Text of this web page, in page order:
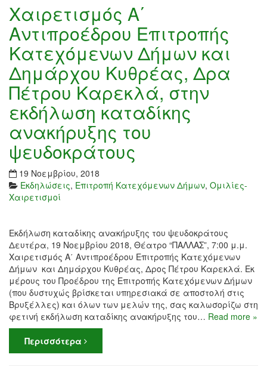
Χαιρετισμός Α΄
Αντιπροέδρου Επιτροπής
Κατεχόμενων Δήμων και
Δημάρχου Κυθρέας, Δρα
Πέτρου Καρεκλά, στην
εκδήλωση καταδίκης
ανακήρυξης του
ψευδοκράτους
19 Νοεμβρίου, 2018
Εκδηλώσεις, Επιτροπή Κατεχόμενων Δήμων, Ομιλίες-
Χαιρετισμοί
Εκδήλωση καταδίκης ανακήρυξης του ψευδοκράτους
Δευτέρα, 19 Νοεμβρίου 2018, Θέατρο “ΠΑΛΛΑΣ”, 7:00 μ.μ.
Χαιρετισμός Α΄ Αντιπροέδρου Επιτροπής Κατεχόμενων
Δήμων και Δημάρχου Κυθρέας, Δρος Πέτρου Καρεκλά. Εκ
μέρους του Προέδρου της Επιτροπής Κατεχόμενων Δήμων
(που δυστυχώς βρίσκεται υπηρεσιακά σε αποστολή στις
Βρυξέλλες) και όλων των μελών της, σας καλωσορίζω στη
φετινή εκδήλωση καταδίκης ανακήρυξης του… Read more »
Περισσότερα